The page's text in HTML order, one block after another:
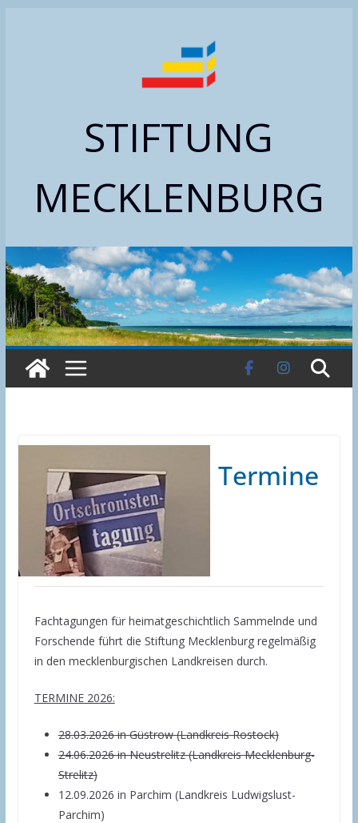
STIFTUNG
MECKLENBURG
Termine
Fachtagungen für heimatgeschichtlich Sammelnde und
Forschende führt die Stiftung Mecklenburg regelmäßig
in den mecklenburgischen Landkreisen durch.
TERMINE 2026:
28.03.2026 in Güstrow (Landkreis Rostock)
24.06.2026 in Neustrelitz (Landkreis Mecklenburg-
Strelitz)
12.09.2026 in Parchim (Landkreis Ludwigslust-
Parchim)